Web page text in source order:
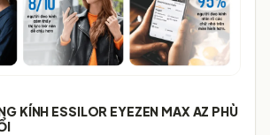
KÍNH ESSILOR EYEZEN MAX AZ PHÙ